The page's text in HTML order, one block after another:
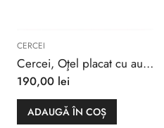
CERCEI
Cercei, Oţel placat cu aur 18K
190,00 lei
ADAUGĂ ÎN COȘ